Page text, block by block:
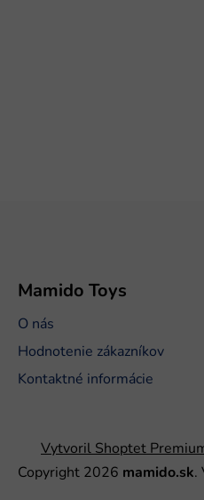
Mamido Toys
O nás
Hodnotenie zákazníkov
Kontaktné informácie
Vytvoril Shoptet
Copyright 2026 mamido.sk.